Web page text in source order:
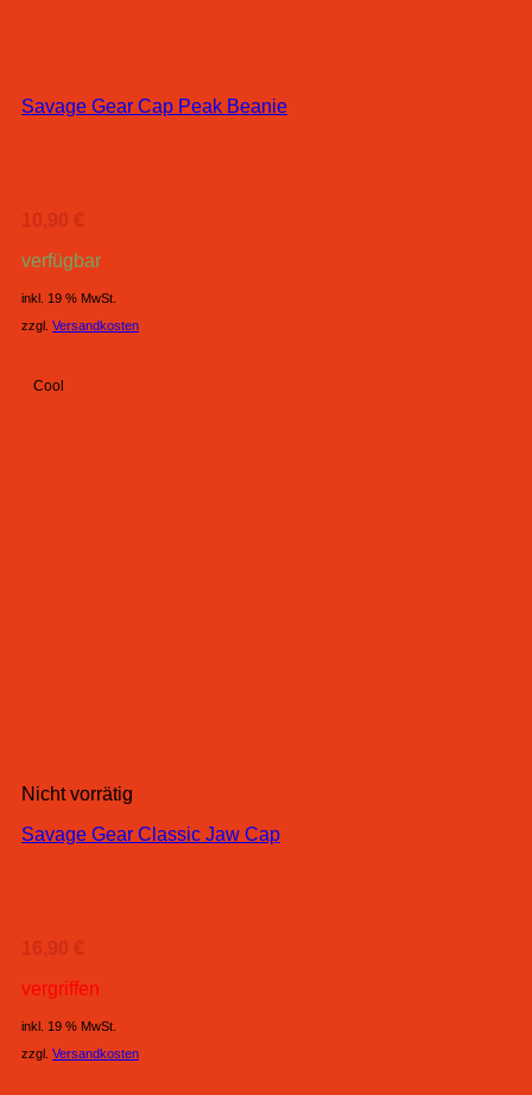
Savage Gear Cap Peak Beanie
10,90 €
verfügbar
inkl. 19 % MwSt.
zzgl. Versandkosten
Cool
Nicht vorrätig
Savage Gear Classic Jaw Cap
16,90 €
vergriffen
inkl. 19 % MwSt.
zzgl. Versandkosten